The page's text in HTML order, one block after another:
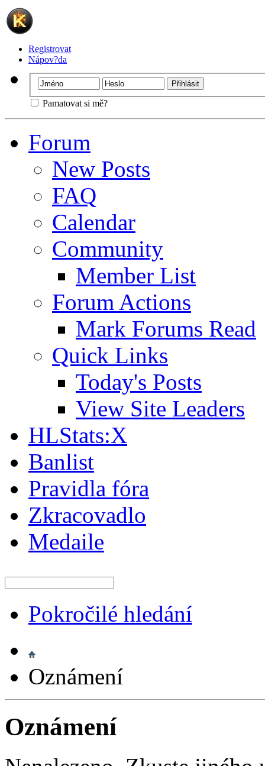
Registrovat
Nápov?da
Pamatovat si mě?
Forum
New Posts
FAQ
Calendar
Community
Member List
Forum Actions
Mark Forums Read
Quick Links
Today's Posts
View Site Leaders
HLStats:X
Banlist
Pravidla fóra
Zkracovadlo
Medaile
Pokročilé hledání
Oznámení
Oznámení